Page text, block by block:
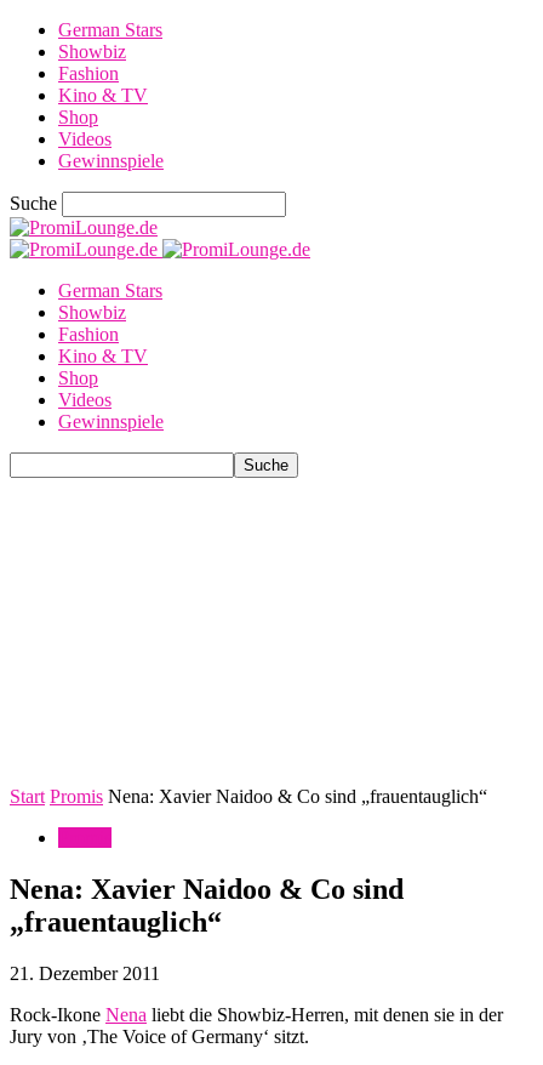
German Stars
Showbiz
Fashion
Kino & TV
Shop
Videos
Gewinnspiele
Suche
German Stars
Showbiz
Fashion
Kino & TV
Shop
Videos
Gewinnspiele
Start Promis Nena: Xavier Naidoo & Co sind „frauentauglich“
Nena: Xavier Naidoo & Co sind
„frauentauglich“
21. Dezember 2011
Rock-Ikone Nena liebt die Showbiz-Herren, mit denen sie in der
Jury von ‚The Voice of Germany‘ sitzt.